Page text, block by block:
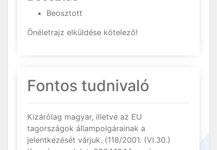
Beosztott
Önéletrajz elküldése kötelező!
Fontos tudnivaló
Kizárólag magyar, illetve az EU
tagországok állampolgárainak a
jelentkezését várjuk. (118/2001. (VI.30.)